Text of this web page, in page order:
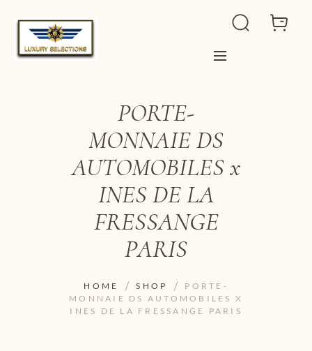
PORTE-
MONNAIE DS
AUTOMOBILES x
INES DE LA
FRESSANGE
PARIS
HOME SHOP
PORTE-
MONNAIE DS AUTOMOBILES X
INES DE LA FRESSANGE PARIS